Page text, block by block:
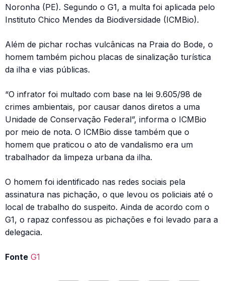
Noronha (PE). Segundo o G1, a multa foi aplicada pelo
Instituto Chico Mendes da Biodiversidade (ICMBio).
Além de pichar rochas vulcânicas na Praia do Bode, o
homem também pichou placas de sinalização turística
da ilha e vias públicas.
“O infrator foi multado com base na lei 9.605/98 de
crimes ambientais, por causar danos diretos a uma
Unidade de Conservação Federal”, informa o ICMBio
por meio de nota. O ICMBio disse também que o
homem que praticou o ato de vandalismo era um
trabalhador da limpeza urbana da ilha.
O homem foi identificado nas redes sociais pela
assinatura nas pichação, o que levou os policiais até o
local de trabalho do suspeito. Ainda de acordo com o
G1, o rapaz confessou as pichações e foi levado para a
delegacia.
Fonte G1